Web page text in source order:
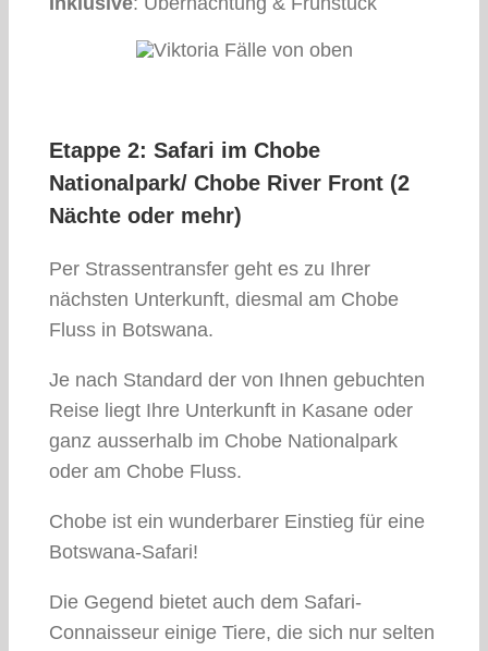
Etappe 2: Safari im Chobe
Nationalpark/ Chobe River Front (2
Nächte oder mehr)
Per Strassentransfer geht es zu Ihrer
nächsten Unterkunft, diesmal am Chobe
Fluss in Botswana.
Je nach Standard der von Ihnen gebuchten
Reise liegt Ihre Unterkunft in Kasane oder
ganz ausserhalb im Chobe Nationalpark
oder am Chobe Fluss.
Chobe ist ein wunderbarer Einstieg für eine
Botswana-Safari!
Die Gegend bietet auch dem Safari-
Connaisseur einige Tiere, die sich nur selten